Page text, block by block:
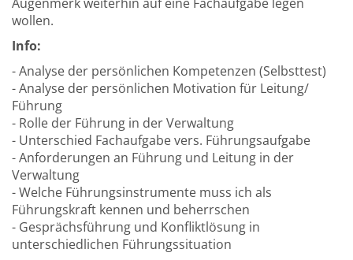
wollen.
Info:
- Analyse der persönlichen Kompetenzen (Selbsttest)
- Analyse der persönlichen Motivation für Leitung/
Führung
- Rolle der Führung in der Verwaltung
- Unterschied Fachaufgabe vers. Führungsaufgabe
- Anforderungen an Führung und Leitung in der
Verwaltung
- Welche Führungsinstrumente muss ich als
Führungskraft kennen und beherrschen
- Gesprächsführung und Konfliktlösung in
unterschiedlichen Führungssituation